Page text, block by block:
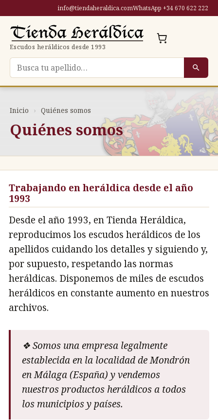
contenido
info@tiendaheraldica.comWhatsApp +34 670 622 222
Escudos heráldicos desde 1993
Buscar escudo por apellido
Inicio › Quiénes somos
Quiénes somos
Trabajando en heráldica desde el año
1993
Desde el año 1993, en Tienda Heráldica,
reproducimos los escudos heráldicos de los
apellidos cuidando los detalles y siguiendo y,
por supuesto, respetando las normas
heráldicas. Disponemos de miles de escudos
heráldicos en constante aumento en nuestros
archivos.
❖ Somos una empresa legalmente
establecida en la localidad de Mondrón
en Málaga (España) y vendemos
nuestros productos heráldicos a todos
los municipios y países.